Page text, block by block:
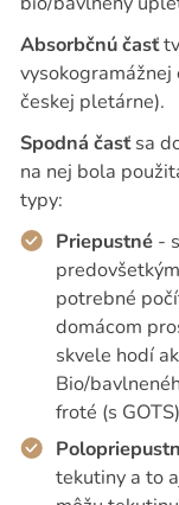
Absorbčnú časť
vysokogramážnej
českej pletárne).
Spodná časťsa
na nej bola
typy:
Priepustné-
potrebné
domácom
skvele hodí
Bio/
froté (s
tekutiny a to